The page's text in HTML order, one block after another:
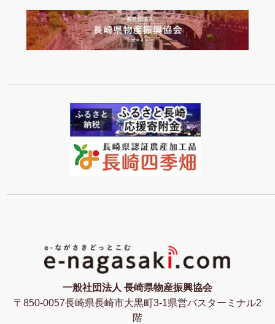
一般社団法人 長崎県物産振興協会
〒850-0057長崎県長崎市大黒町3-1県営バスターミナル2
階